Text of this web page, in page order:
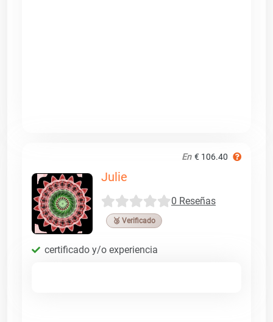
En € 106.40
Julie
0 Reseñas
🥉 Verificado
certificado y/o experiencia